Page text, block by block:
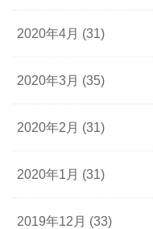
2020年4月 (31)
2020年3月 (35)
2020年2月 (31)
2020年1月 (31)
2019年12月 (33)